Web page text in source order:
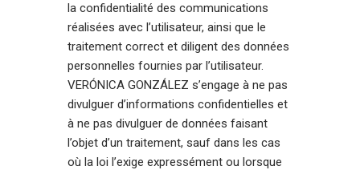
la confidentialité des communications
réalisées avec l’utilisateur, ainsi que le
traitement correct et diligent des données
personnelles fournies par l’utilisateur.
VERÓNICA GONZÁLEZ s’engage à ne pas
divulguer d’informations confidentielles et
à ne pas divulguer de données faisant
l’objet d’un traitement, sauf dans les cas
où la loi l’exige expressément ou lorsque